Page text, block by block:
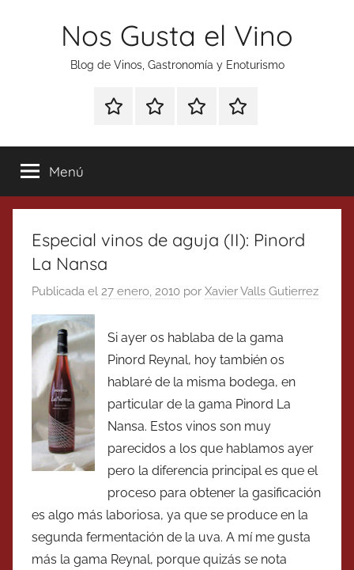
Nos Gusta el Vino
Blog de Vinos, Gastronomía y Enoturismo
Especial
Tonics
Enoturismo
Gastronomía
RankingContacto
Menú
Especial vinos de aguja (II): Pinord
La Nansa
Publicada el 27 enero, 2010 por Xavier Valls Gutierrez
Si ayer os hablaba de la gama
Pinord Reynal, hoy también os
hablaré de la misma bodega, en
particular de la gama Pinord La
Nansa. Estos vinos son muy
parecidos a los que hablamos ayer
pero la diferencia principal es que el
proceso para obtener la gasificación
es algo más laboriosa, ya que se produce en la
segunda fermentación de la uva. A mí me gusta
más la gama Reynal, porque quizás se nota